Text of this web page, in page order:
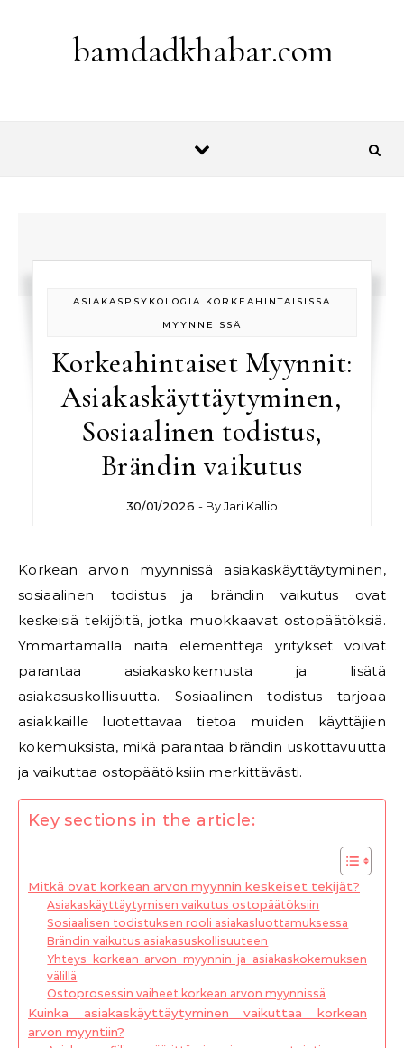
bamdadkhabar.com
ASIAKASPSYKOLOGIA KORKEAHINTAISISSA
MYYNNEISSÄ
Korkeahintaiset Myynnit:
Asiakaskäyttäytyminen,
Sosiaalinen todistus,
Brändin vaikutus
30/01/2026 - ByJari Kallio
Korkean arvon myynnissä asiakaskäyttäytyminen,
sosiaalinen todistus ja brändin vaikutus ovat
keskeisiä tekijöitä, jotka muokkaavat ostopäätöksiä.
Ymmärtämällä näitä elementtejä yritykset voivat
parantaa asiakaskokemusta ja lisätä
asiakasuskollisuutta. Sosiaalinen todistus tarjoaa
asiakkaille luotettavaa tietoa muiden käyttäjien
kokemuksista, mikä parantaa brändin uskottavuutta
ja vaikuttaa ostopäätöksiin merkittävästi.
Key sections in the article:
Mitkä ovat korkean arvon myynnin keskeiset tekijät?
Asiakaskäyttäytymisen vaikutus ostopäätöksiin
Sosiaalisen todistuksen rooli asiakasluottamuksessa
Brändin vaikutus asiakasuskollisuuteen
Yhteys korkean arvon myynnin ja asiakaskokemuksen
välillä
Ostoprosessin vaiheet korkean arvon myynnissä
Kuinka asiakaskäyttäytyminen vaikuttaa korkean
arvon myyntiin?